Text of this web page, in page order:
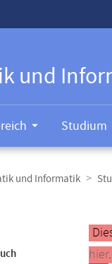
und
Studium
und Informatik
hier.